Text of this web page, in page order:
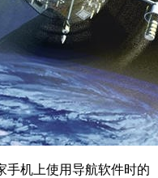
机上使用导航软件时的